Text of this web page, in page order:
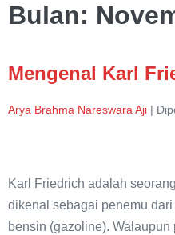
Bulan:
Mengenal Karl
Arya Brahma Nareswara Aji |
Friedrich
Benz
Karl Friedrich adalah
dikenal sebagai penemu
bensin (gazoline).